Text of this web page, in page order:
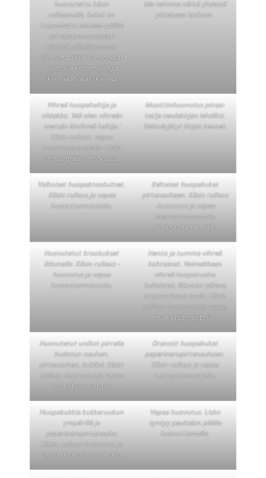
huovutettu käsin
rullaamalla, kukat on
huovutettu esineen päälle
tai vapaamuotoisesti
käsissä, pääsiäismunat
esineen päällä, kananpojat
tasona ja kirjontalangat
"kehrääntyivät" käsissä.
Me teimme nämä yhdessä
yhteiseen lankaan.
Vihreä huopahaltija ja
viidakko. 'Mä olen vihreän
metsän ikivihreä haltija.'
Käsin rullaus, vapaa
huovutusmuotoilu tai/ja
esineenpäälle huovutus.
Muottiinhuovutus pinssi-
tai/ja neulakirjan lehdiksi.
Valovärjätyt kirjan kannet.
Valkoiset huopakrookukset.
Käsin rullaus ja vapaa
huovutusmuotoilu.
Keltaiset huopakukat
pirtanauhaan. Käsin rullaus
-huovutus ja vapaa
huovutusmuotoilu
pirtanauhan kukiksi.
Huovutetut krookukset
ikkunalla. Käsin rullaus -
huovutus ja vapaa
huovutusmuotoilu.
Hento ja tumma vihreä
kohtaavat. Voimakkaan
vihreä huoparuoho
kukoistaa. Ikkunan takana
orastaa ihana kevät. Käsin
rullaus -huovutus ja vapaa
huovutusmuotoilu.
Huovutetut unikot pirralla
kudotun nauhan,
pirtanauhan, kukiksi. Käsin
rullaus -huovutus ja vapaa
huovutusmuotoilu.
Oranssit huopakukat
paperinarupirtanauhaan.
Käsin rullaus ja vapaa
huovutusmuotoilu.
Huopakukkia kukkaruukun
ympärillä ja
paperinarupirtanauha.
Käsin rullaus -huovutus ja
vapaa huovutusmuotoilu.
Vapaa huovutus. Lisko
syntyy peukalon päälle
huovuttamalla.